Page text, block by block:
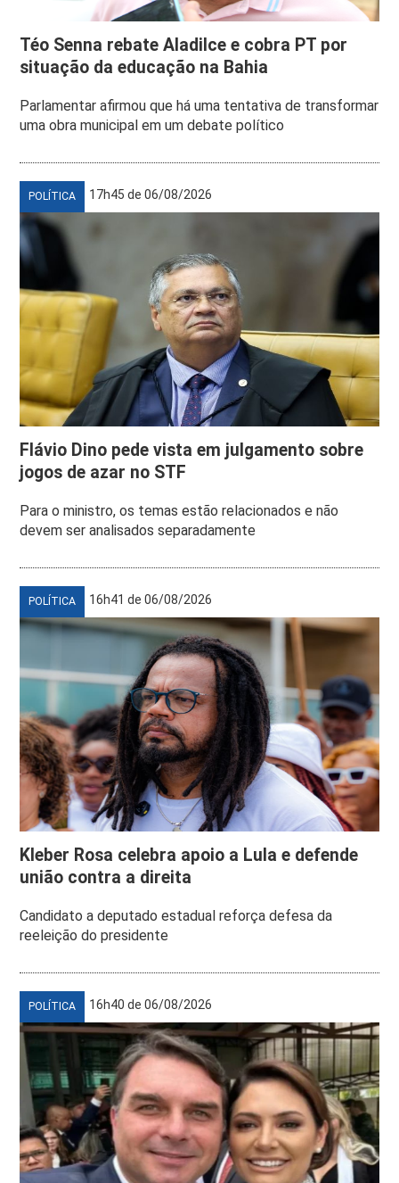
Téo Senna rebate Aladilce e cobra PT por
situação da educação na Bahia
Parlamentar afirmou que há uma tentativa de transformar
uma obra municipal em um debate político
POLÍTICA 17h45 de 06/08/2026
Flávio Dino pede vista em julgamento sobre
jogos de azar no STF
Para o ministro, os temas estão relacionados e não
devem ser analisados separadamente
POLÍTICA 16h41 de 06/08/2026
Kleber Rosa celebra apoio a Lula e defende
união contra a direita
Candidato a deputado estadual reforça defesa da
reeleição do presidente
POLÍTICA 16h40 de 06/08/2026